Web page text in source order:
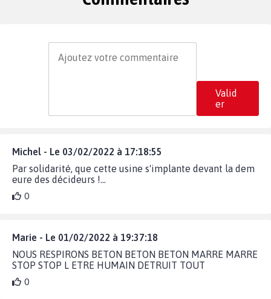
Valid
er
Michel - Le 03/02/2022 à 17:18:55
Par solidarité, que cette usine s'implante devant la dem
eure des décideurs !...
0
Marie - Le 01/02/2022 à 19:37:18
NOUS RESPIRONS BETON BETON BETON MARRE MARRE
STOP STOP L ETRE HUMAIN DETRUIT TOUT
0